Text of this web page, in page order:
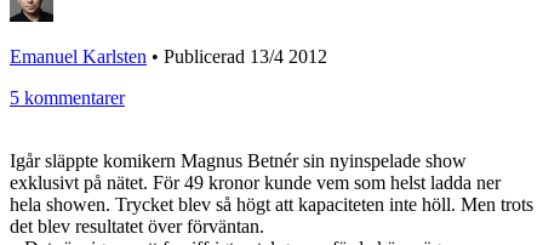
Emanuel Karlsten • Publicerad 13/4 2012
5 kommentarer
Igår släppte komikern Magnus Betnér sin nyinspelade show
exklusivt på nätet. För 49 kronor kunde vem som helst ladda ner
hela showen. Trycket blev så högt att kapaciteten inte höll. Men trots
det blev resultatet över förväntan.